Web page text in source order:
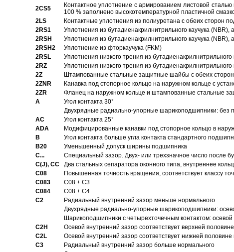
2CS5
Контактное уплотнение с армированием листовой
100 % заполнено высокотемпературной пластичной
2LS
Контактные уплотнения из полиуретана с обеих сторон
2RS1
Уплотнения из бутадиенакрилнитрильного каучука
2RSH
Уплотнения из бутадиенакрилнитрильного каучука
2RSH2
Уплотнение из фторкаучука (FKM)
2RSL
Уплотнения низкого трения из
2RZ
Уплотнения низкого трения из
2Z
Штампованные стальные защитные шайбы с обеих
2ZNR
Канавка под стопорное кольцо на наружном кольце с
2ZR
Фланец на наружном кольце и штампованные стальные
A
Угол контакта 30°
Двухрядные радиально-упорные шарикоподшипники: без
AC
Угол контакта 25°
ADA
Модифицированные канавки под стопорное кольцо в
B
Угол контакта больше угла контакта стандартного
B20
Уменьшенный допуск ширины подшипника
C...
Специальный зазор. Двух- или трехзначное число после
C(J), CC
Два стальных сепаратора оконного типа, внутреннее
C08
Повышенная точность вращения, соответствует классу
C083
C08 + C3
C084
C08 + C4
C2
Pадиальный внутренний зазор меньше нормального
Двухрядные радиально-упорные шарикоподшипники:
Шарикоподшипники с четырехточечным контактом:
C2H
Осевой внутренний зазор соответствует верхней
C2L
Осевой внутренний зазор соответствует нижней половине
C3
Pадиальный внутренний зазор больше нормального